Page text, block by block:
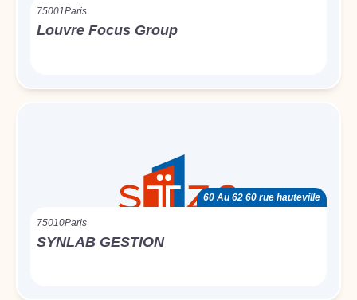
75001Paris
Louvre Focus Group
60 Au 62 60 rue hauteville
75010Paris
SYNLAB GESTION